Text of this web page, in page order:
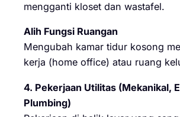
mengganti kloset dan wastafel.
Alih Fungsi Ruangan
Mengubah kamar tidur kosong
kerja (home office) atau ruang
4. Pekerjaan Utilitas (Mekanikal,
Plumbing)